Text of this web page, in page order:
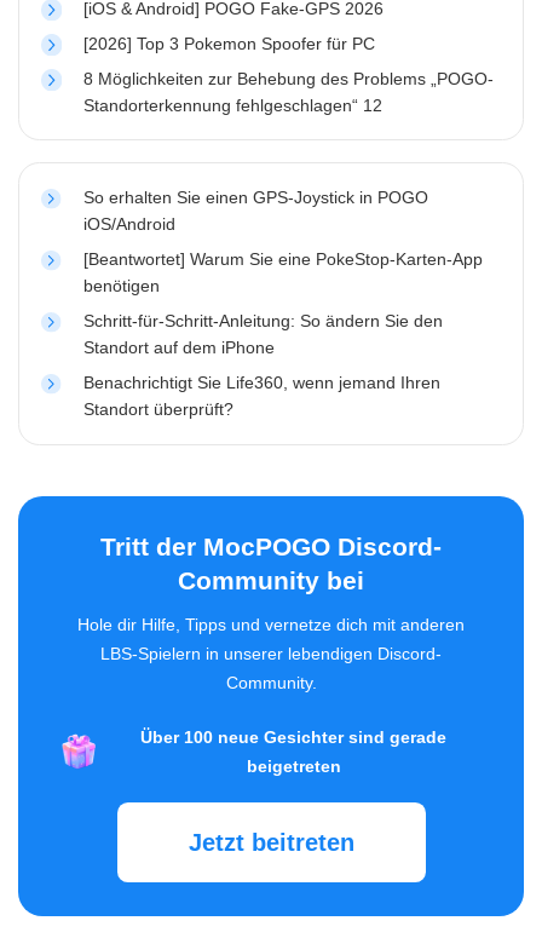
[iOS & Android] POGO Fake-GPS 2026
[2026] Top 3 Pokemon Spoofer für PC
8 Möglichkeiten zur Behebung des Problems „POGO-
Standorterkennung fehlgeschlagen“ 12
So erhalten Sie einen GPS-Joystick in POGO
iOS/Android
[Beantwortet] Warum Sie eine PokeStop-Karten-App
benötigen
Schritt-für-Schritt-Anleitung: So ändern Sie den
Standort auf dem iPhone
Benachrichtigt Sie Life360, wenn jemand Ihren
Standort überprüft?
Tritt der MocPOGO Discord-
Community bei
Hole dir Hilfe, Tipps und vernetze dich mit anderen
LBS-Spielern in unserer lebendigen Discord-
Community.
Über 100 neue Gesichter sind gerade
beigetreten
Jetzt beitreten